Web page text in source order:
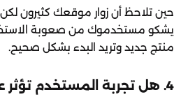
حين تلاحظ أن زوار موقعك كثيرون
يشكو مستخدموك من صعوبة
منتج جديد وتريد البدء بشكل صحيح.
4. هل تجربة المستخدم تؤثر على SEO؟